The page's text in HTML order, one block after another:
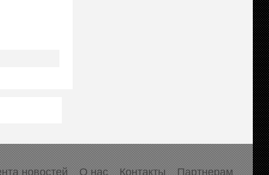
новостей О нас Контакты Партнерам